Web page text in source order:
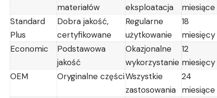
materiałów
eksploatacja
miesiące
Standard
Plus
Dobra jakość,
certyfikowane
Regularne
użytkowanie
18
miesięcy
Economic
Podstawowa
jakość
Okazjonalne
wykorzystanie
12
miesięcy
OEM
Oryginalne częściWszystkie
zastosowania
24
miesiące